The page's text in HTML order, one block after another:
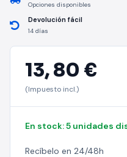
Opciones disponibles
Devolución fácil
14 días
13,80 €
(Impuesto incl.)
En stock: 5 unidades
Recíbelo en 24/48h